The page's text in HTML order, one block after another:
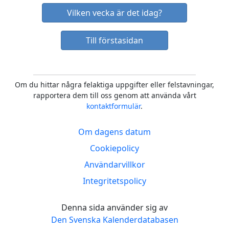
Vilken vecka är det idag?
Till förstasidan
Om du hittar några felaktiga uppgifter eller felstavningar,
rapportera dem till oss genom att använda vårt
kontaktformulär.
Om dagens datum
Cookiepolicy
Användarvillkor
Integritetspolicy
Denna sida använder sig av
Den Svenska Kalenderdatabasen